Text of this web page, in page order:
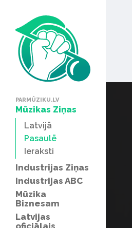
PARMŪZIKU.LV
Mūzikas Ziņas
Latvijā
Pasaulē
Ieraksti
Industrijas Ziņas
Industrijas ABC
Mūzika
Biznesam
Latvijas
oficiālais